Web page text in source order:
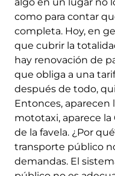
como para contar
completa. Hoy, en
que cubrir la
hay renovación de
que obliga a una
después de todo,
Entonces, aparecen
mototaxi, aparece
de la favela. ¿Por
transporte público
demandas. El